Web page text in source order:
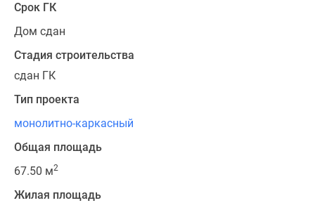
Срок ГК
Дом сдан
Стадия строительства
сдан ГК
Тип проекта
монолитно-каркасный
Общая площадь
67.50 м2
Жилая площадь